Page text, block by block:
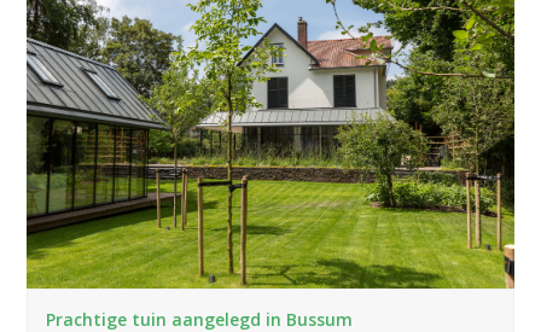
Prachtige tuin aangelegd in Bussum